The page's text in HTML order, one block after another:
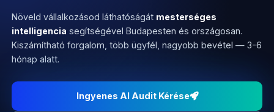
Növeld vállalkozásod láthatóságát mesterséges
intelligencia segítségével Budapesten és országosan.
Kiszámítható forgalom, több ügyfél, nagyobb bevétel — 3-6
hónap alatt.
Ingyenes AI Audit Kérése